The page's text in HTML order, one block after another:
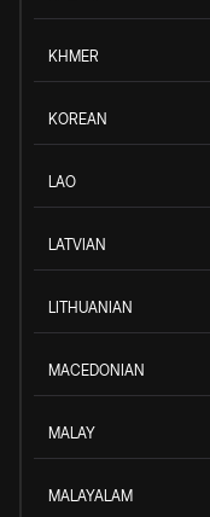
KHMER
KOREAN
LAO
LATVIAN
LITHUANIAN
MACEDONIAN
MALAY
MALAYALAM